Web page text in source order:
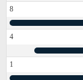
8
4
1